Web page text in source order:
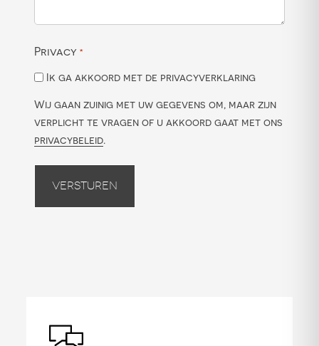
Privacy *
Ik ga akkoord met de privacyverklaring
Wij gaan zuinig met uw gegevens om, maar zijn
verplicht te vragen of u akkoord gaat met ons
privacybeleid.
Versturen